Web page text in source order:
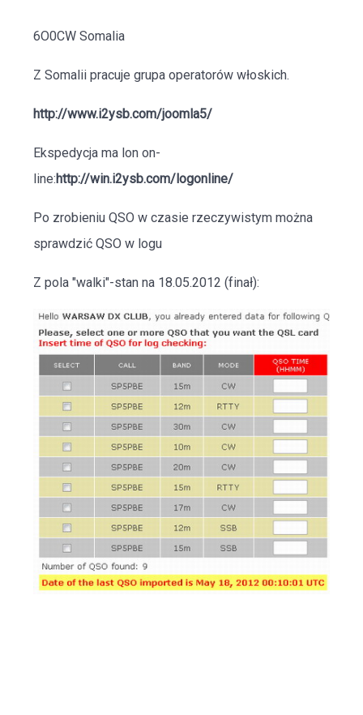
6O0CW Somalia
Z Somalii pracuje grupa operatorów włoskich.
http://www.i2ysb.com/joomla5/
Ekspedycja ma lon on-
line:http://win.i2ysb.com/logonline/
Po zrobieniu QSO w czasie rzeczywistym można
sprawdzić QSO w logu
Z pola "walki"-stan na 18.05.2012 (finał):